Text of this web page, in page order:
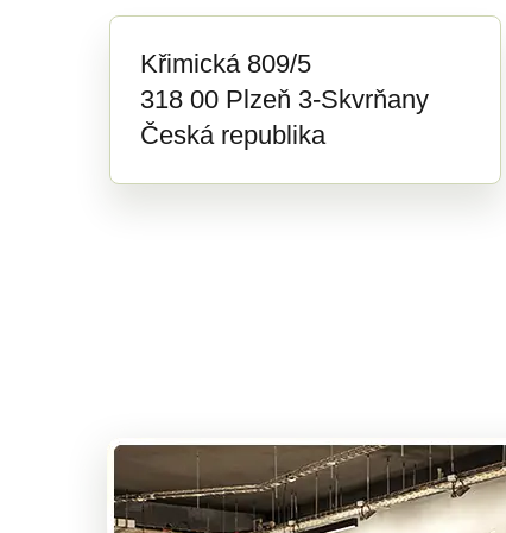
Křimická 809/5
318 00 Plzeň 3-Skvrňany
Česká republika